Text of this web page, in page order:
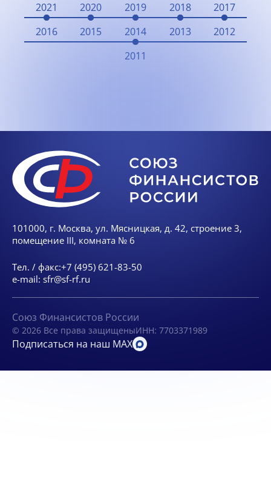
2021
2020 2019 2018
2017
2016
2015 2014 2013
2012
2011
101000, г. Москва, ул. Мясницкая, д. 42, строение 3,
помещение III, комната № 6
Тел. / факс:+7 (495) 621-83-50
e-mail: sfr@sf-rf.ru
Союз Финансистов России
© 2026 Все права защищеныИНН: 7703371989
Подписаться на наш MAX